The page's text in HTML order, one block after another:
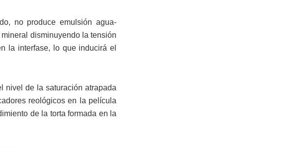
no produce emulsión agua-
disminuyendo la tensión
la interfase, lo que inducirá el
nivel de la saturación atrapada
reológicos en la película
de la torta formada en la